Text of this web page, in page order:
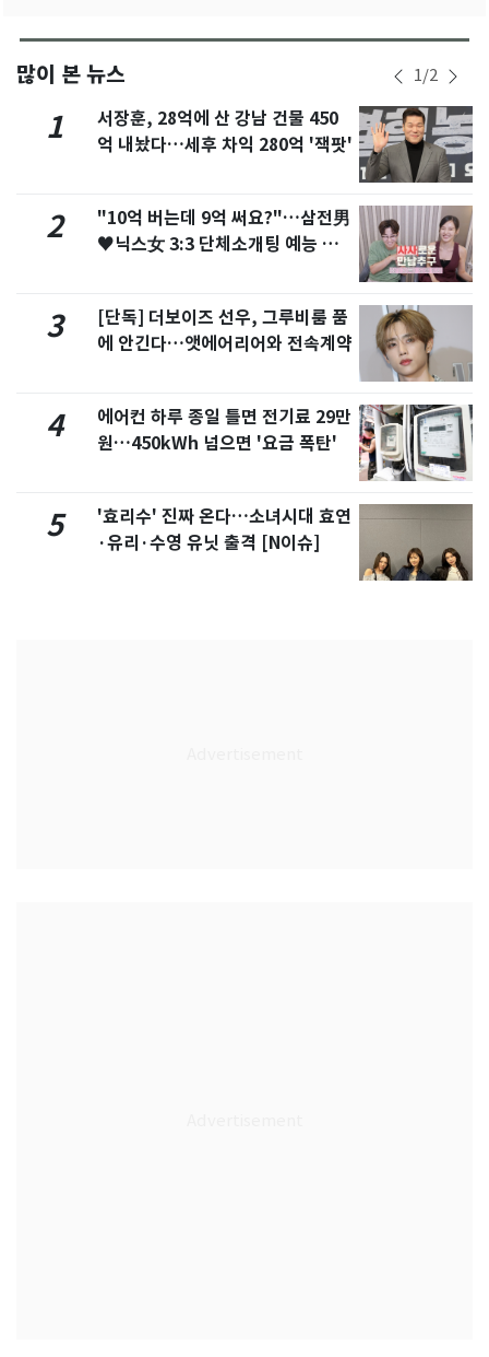
많이 본 뉴스 1/2
1
서장훈, 28억에 산 강남 건물 450
억 내놨다…세후 차익 280억 '잭팟'
2
"10억 버는데 9억 써요?"…삼전男
♥닉스女 3:3 단체소개팅 예능 화
3
[단독] 더보이즈 선우, 그루비룸 품
에 안긴다…앳에어리어와 전속계약
4
에어컨 하루 종일 틀면 전기료 29만
원…450kWh 넘으면 '요금 폭탄'
5
'효리수' 진짜 온다…소녀시대 효연
·유리·수영 유닛 출격 [N이슈]